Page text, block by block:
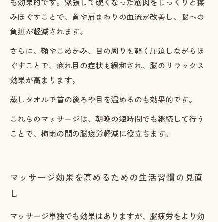
みほぐすことで、首や肩まわりの血流が改善し、脳への
負担が軽減されます。
さらに、額やこめかみ、目の周りを軽く圧迫しながらほ
ぐすことで、疲れ目の症状も緩和され、脳のリラックス
効果が高まります。
蒸しタオルで首の後ろや目を温めるのも効果的です。
これらのマッサージは、朝晩の短時間でも継続して行う
ことで、梅雨の間の脳疲労軽減に役立ちます。
マッサージ効果を高めるための生活習慣の見直
し
マッサージ単独でも効果はありますが、脳疲労をより効